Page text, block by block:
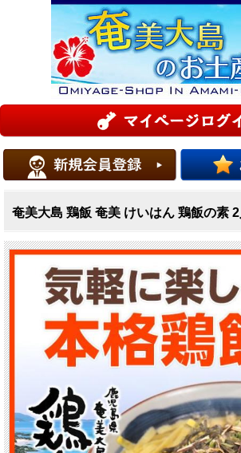
奄美大島 鶏飯 奄美 けいはん 鶏飯の素